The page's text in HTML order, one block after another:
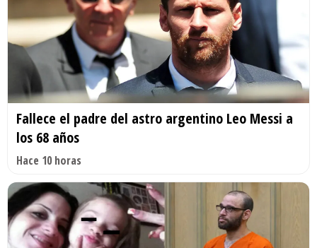
Fallece el padre del astro argentino Leo Messi a
los 68 años
Hace 10 horas